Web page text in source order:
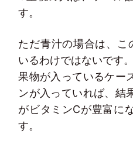
す。
ただ青汁の場合は、こ
いるわけではないです。
果物が入っているケー
ンが入っていれば、結
がビタミンCが豊富に
す。